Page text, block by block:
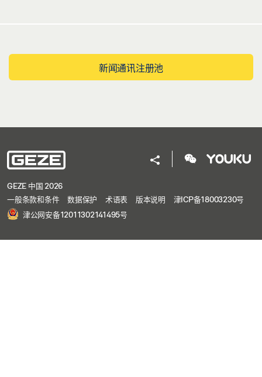
新闻通讯注册池
GEZE 中国 2026
一般条款和条件
数据保护 术语表 版本说明
津ICP备18003230号
津公网安备12011302141495号